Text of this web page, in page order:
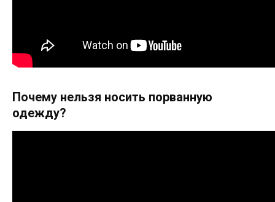
Почему нельзя носить порванную
одежду?